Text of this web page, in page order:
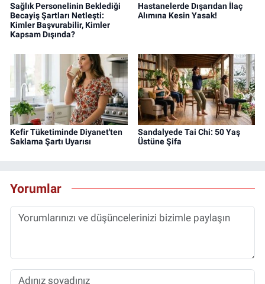
Sağlık Personelinin Beklediği
Becayiş Şartları Netleşti:
Kimler Başvurabilir, Kimler
Kapsam Dışında?
Hastanelerde Dışarıdan İlaç
Alımına Kesin Yasak!
Kefir Tüketiminde Diyanet'ten
Saklama Şartı Uyarısı
Sandalyede Tai Chi: 50 Yaş
Üstüne Şifa
Yorumlar